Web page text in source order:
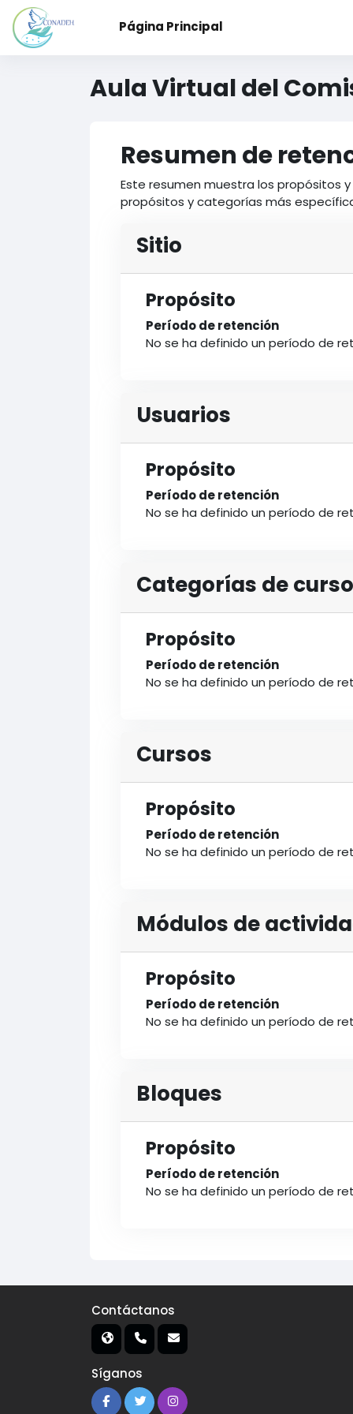
Salta al contenido principal
Página Principal
Aula Virtual del
Resumen de
Este resumen muestra los propósitos
propósitos y categorías más
Sitio
Propósito
Período de retención
No se ha definido un período de
Usuarios
Propósito
Período de retención
No se ha definido un período de
Categorías de curso
Propósito
Período de retención
No se ha definido un período de
Cursos
Propósito
Período de retención
No se ha definido un período de
Módulos de
Propósito
Período de retención
No se ha definido un período de
Bloques
Propósito
Período de retención
No se ha definido un período de
Contáctanos
Síganos